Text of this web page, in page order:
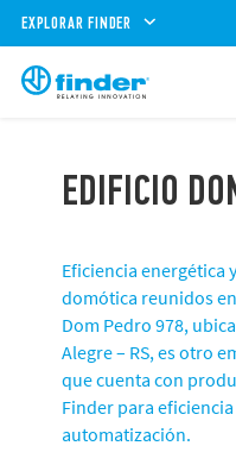
EXPLORAR FINDER
EDIFICIO
Eficiencia energética
domótica reunidos
Dom Pedro 978,
Alegre – RS, es otro
que cuenta con
Finder para
automatización.